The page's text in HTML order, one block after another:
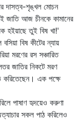
দাসত্ব-শৃঙ্খল মোচন
জাতি আজ চীনকে কামানের
হইয়াছে তুই বিষ খা!'
বিষ কীটের ন্যায়
মরণের রস সঞ্চারিত
জাতির নিকটে মরণ
করিতেছেন। এক পক্ষে
পাষাণ হৃদয়েও করুণা
সকল পাঠ করিলেও